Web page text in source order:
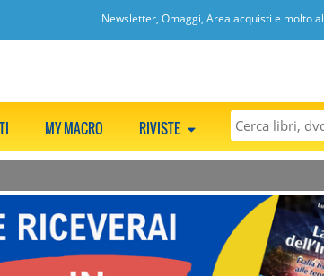
Newsletter, Omaggi, Area acquisti e molto
MY MACRO RIVISTE